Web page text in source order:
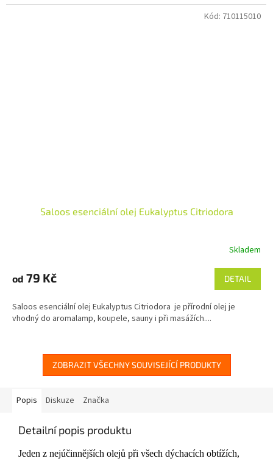
hvězdiček.
Saloos esenciální olej Eukalyptus Citriodora
produktu
je
z
5
Skladem
od 79 Kč DETAIL
Saloos esenciální olej Eukalyptus Citriodora je přírodní olej je
vhodný do aromalamp, koupele, sauny i při masážích....
Kód: 710115010
ZOBRAZIT VŠECHNY SOUVISEJÍCÍ PRODUKTY
Popis Diskuze Značka
Detailní popis produktu
Jeden z nejúčinnějších olejů při všech dýchacích obtížích,